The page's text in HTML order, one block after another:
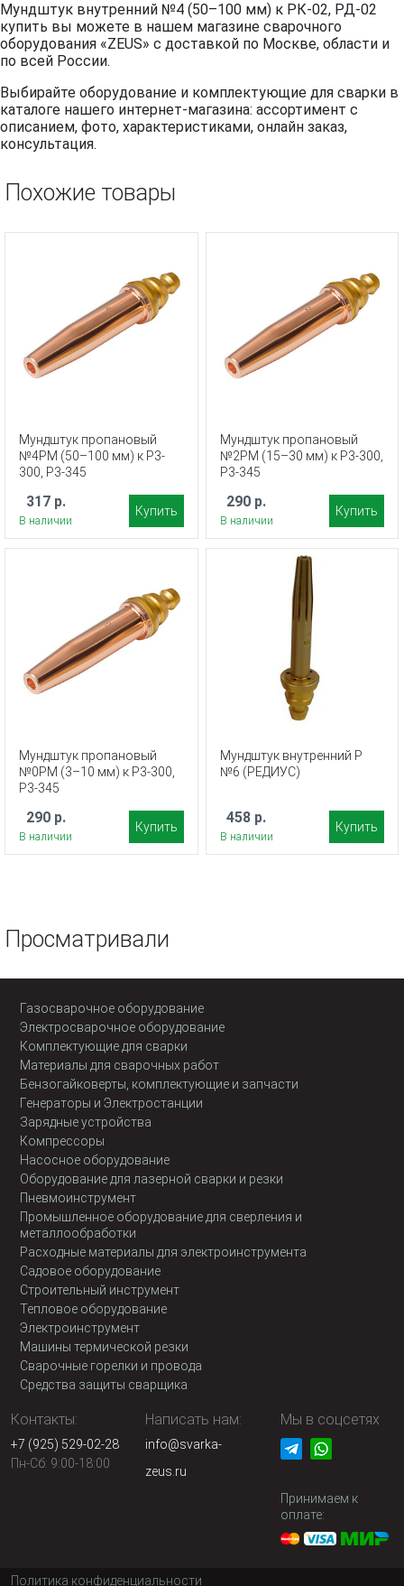
Мундштук внутренний №4 (50–100 мм) к РК-02, РД-02
купить вы можете в нашем магазине сварочного
оборудования «ZEUS» с доставкой по Москве, области и
по всей России.
Выбирайте оборудование и комплектующие для сварки в
каталоге нашего интернет-магазина: ассортимент с
описанием, фото, характеристиками, онлайн заказ,
консультация.
Похожие товары
Мундштук пропановый
№4PM (50–100 мм) к Р3-
300, Р3-345
317 р.
В наличии
Купить
Мундштук пропановый
№2PM (15–30 мм) к Р3-300,
Р3-345
290 р.
В наличии
Купить
Мундштук пропановый
№0PM (3–10 мм) к Р3-300,
Р3-345
290 р.
В наличии
Купить
Мундштук внутренний Р
№6 (РЕДИУС)
458 р.
В наличии
Купить
Просматривали
Газосварочное оборудование
Электросварочное оборудование
Комплектующие для сварки
Материалы для сварочных работ
Бензогайковерты, комплектующие и запчасти
Генераторы и Электростанции
Зарядные устройства
Компрессоры
Насосное оборудование
Оборудование для лазерной сварки и резки
Пневмоинструмент
Промышленное оборудование для сверления и
металлообработки
Расходные материалы для электроинструмента
Садовое оборудование
Строительный инструмент
Тепловое оборудование
Электроинструмент
Машины термической резки
Сварочные горелки и провода
Средства защиты сварщика
Контакты:
+7 (925) 529-02-28
Пн-Сб: 9:00-18:00
Написать нам:
info@svarka-
zeus.ru
Мы в соцсетях
Принимаем к
оплате:
Политика конфиденциальности